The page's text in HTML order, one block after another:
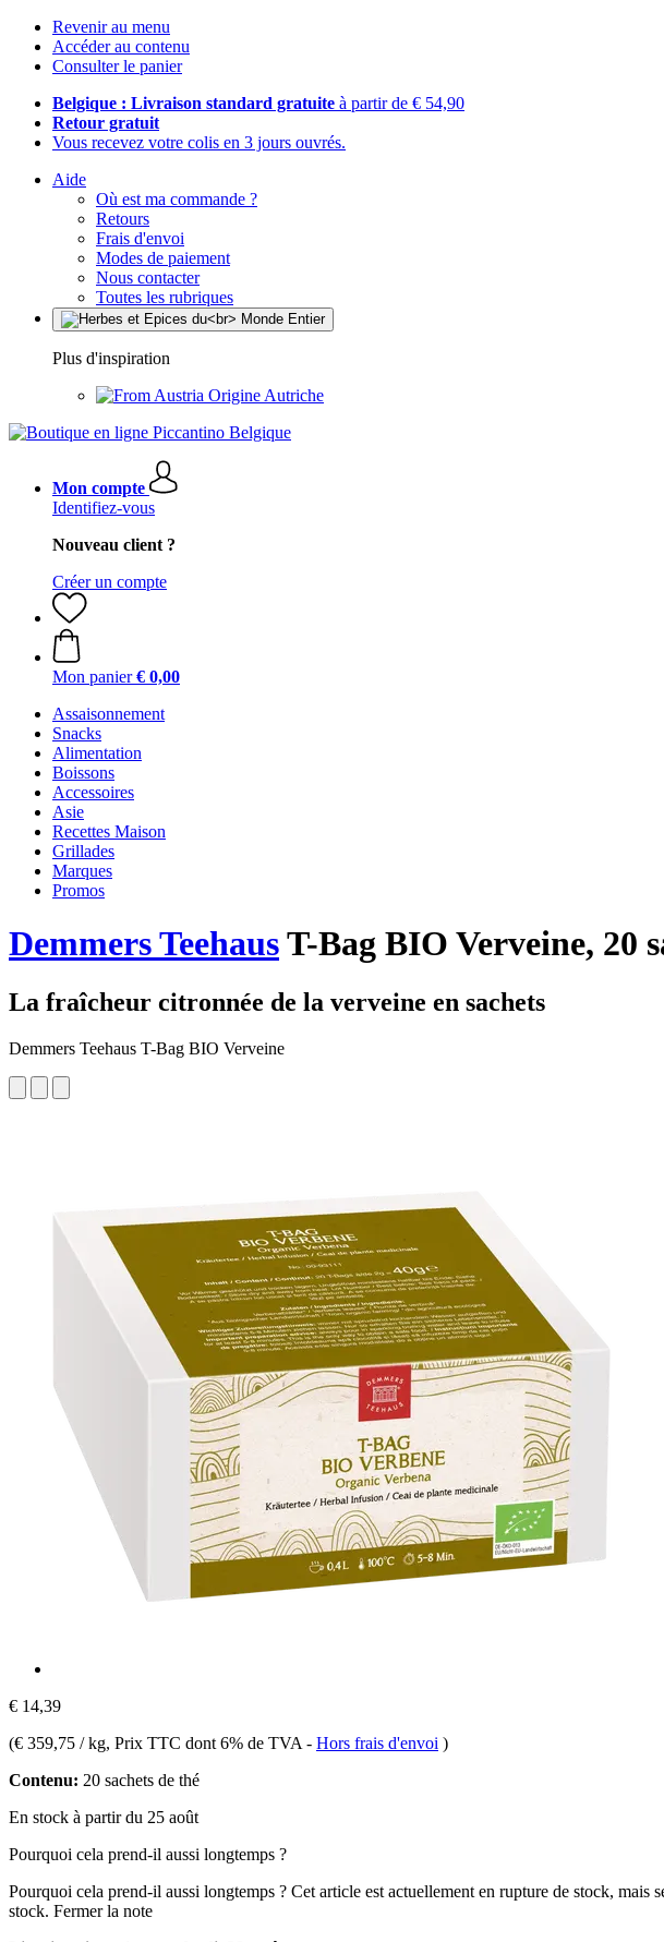
Revenir au menu
Accéder au contenu
Consulter le panier
Belgique : Livraison standard gratuite à partir de € 54,90
Retour gratuit
Vous recevez votre colis en 3 jours ouvrés.
Aide
Où est ma commande ?
Retours
Frais d'envoi
Modes de paiement
Nous contacter
Toutes les rubriques
Plus d'inspiration
Origine Autriche
Mon compte
Identifiez-vous
Nouveau client ?
Créer un compte
Mon panier € 0,00
Assaisonnement
Snacks
Alimentation
Boissons
Accessoires
Asie
Recettes Maison
Grillades
Marques
Promos
Demmers TeehausT-Bag BIO Verveine, 20
La fraîcheur citronnée de la verveine en sachets
Demmers Teehaus T-Bag BIO Verveine
€ 14,39
(€ 359,75 / kg, Prix TTC dont 6% de TVA - Hors frais d'envoi )
Contenu: 20 sachets de thé
En stock à partir du 25 août
Pourquoi cela prend-il aussi longtemps ?
Pourquoi cela prend-il aussi longtemps ? Cet article est actuellement en rupture de stock, mais
stock. Fermer la note